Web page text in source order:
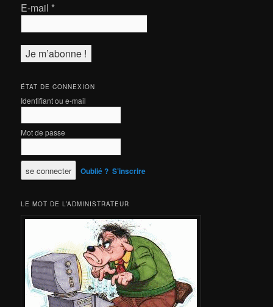
E-mail *
ÉTAT DE CONNEXION
Identifiant ou e-mail
Mot de passe
Oublié ? S’inscrire
LE MOT DE L’ADMINISTRATEUR